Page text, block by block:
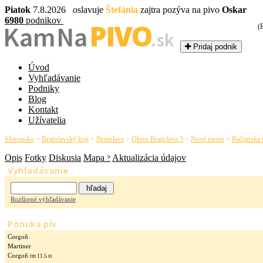
Piatok 7.8.2026 oslavuje Štefánia zajtra pozýva na pivo Oskar
6980 podnikov
Kam NaPIVO.sk Pridaj podnik
Úvod
Vyhľadávanie
Podniky
Blog
Kontakt
Užívatelia
Slovensko > Bratislavský kraj > Bratislava > Okres Bratislava 3 > Nové mesto > Račianska
Opis Fotky Diskusia Mapa ? Aktualizácia údajov
Vyhľadávanie
Rozšírené výhľadávanie
Ponuka pív
Corgoň
Martiner
Corgoň tm 11.5 st